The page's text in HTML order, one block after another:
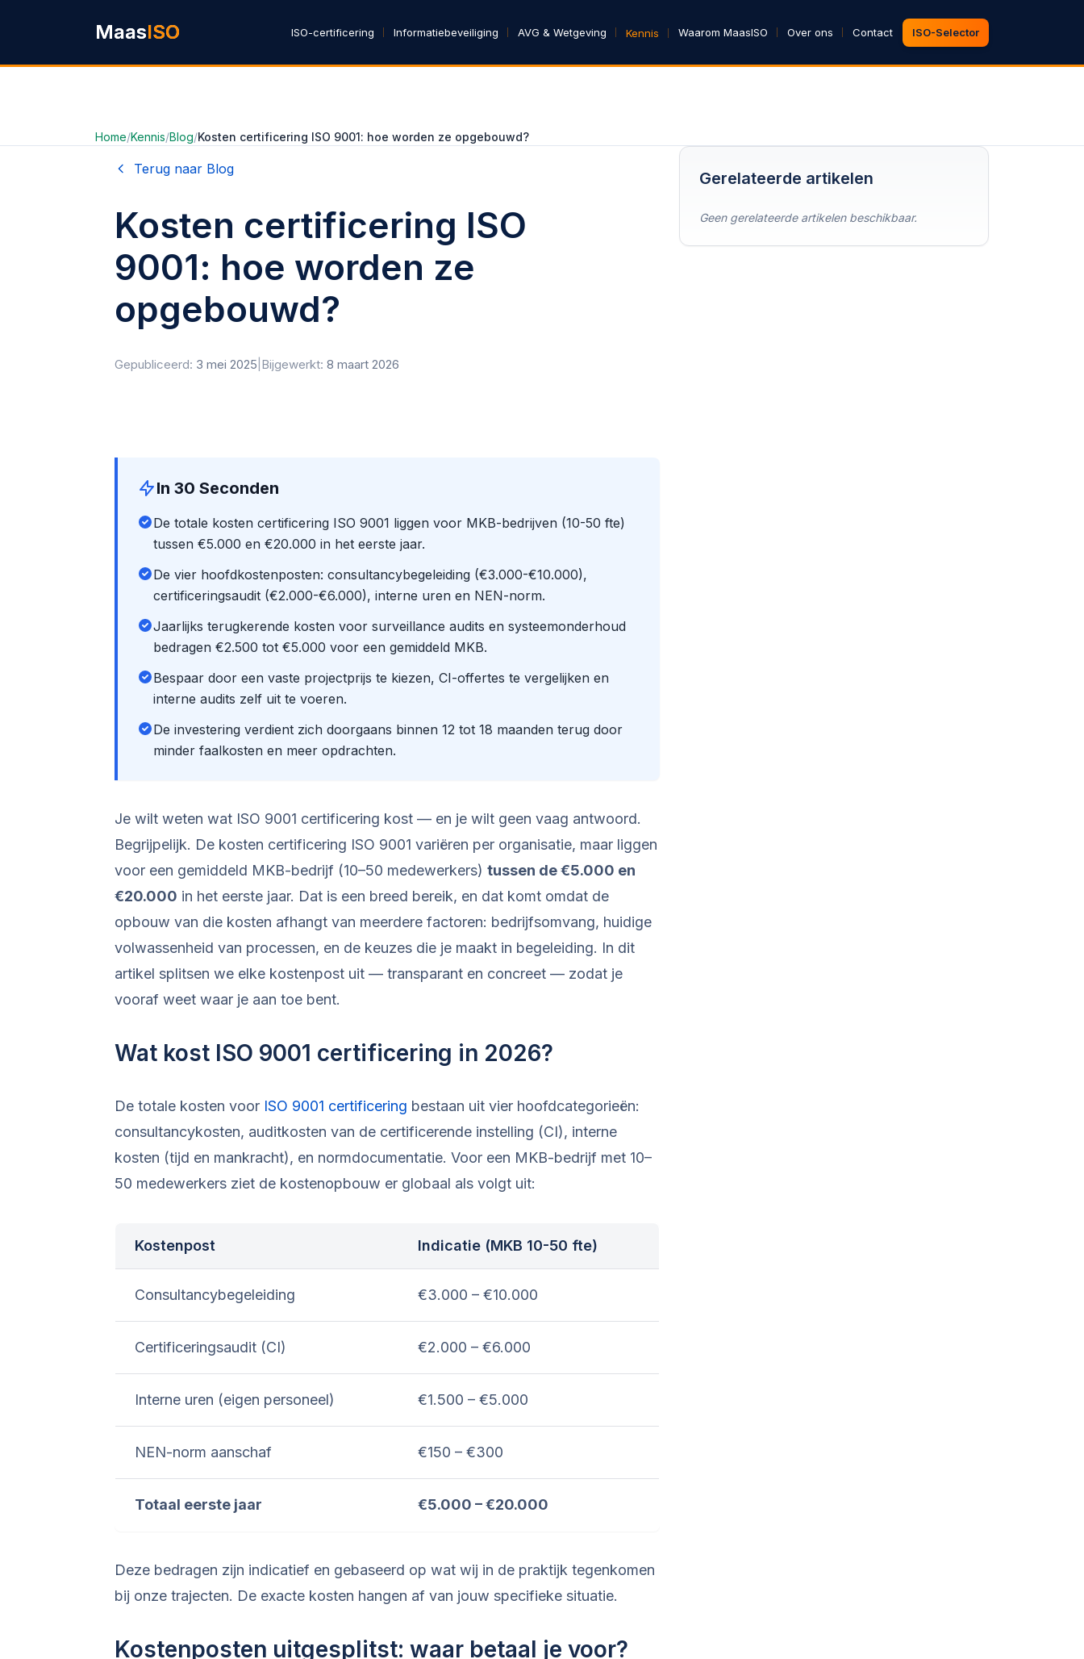
MaasISO ISO-certificering Informatiebeveiliging AVG & Wetgeving Kennis Waarom MaasISO Over ons Contact ISO-Selector
Home/Kennis/Blog/Kosten certificering ISO 9001: hoe worden ze opgebouwd?
Terug naar Blog
Kosten certificering ISO
9001: hoe worden ze
opgebouwd?
Gepubliceerd: 3 mei 2025 Bijgewerkt: 8 maart 2026
In 30 Seconden
De totale kosten certificering ISO 9001 liggen voor MKB-bedrijven (10-50 fte)
tussen €5.000 en €20.000 in het eerste jaar.
De vier hoofdkostenposten: consultancybegeleiding (€3.000-€10.000),
certificeringsaudit (€2.000-€6.000), interne uren en NEN-norm.
Jaarlijks terugkerende kosten voor surveillance audits en systeemonderhoud
bedragen €2.500 tot €5.000 voor een gemiddeld MKB.
Bespaar door een vaste projectprijs te kiezen, CI-offertes te vergelijken en
interne audits zelf uit te voeren.
De investering verdient zich doorgaans binnen 12 tot 18 maanden terug door
minder faalkosten en meer opdrachten.
Je wilt weten wat ISO 9001 certificering kost — en je wilt geen vaag antwoord.
Begrijpelijk. De kosten certificering ISO 9001 variëren per organisatie, maar liggen
voor een gemiddeld MKB-bedrijf (10–50 medewerkers) tussen de €5.000 en
€20.000 in het eerste jaar. Dat is een breed bereik, en dat komt omdat de
opbouw van die kosten afhangt van meerdere factoren: bedrijfsomvang, huidige
volwassenheid van processen, en de keuzes die je maakt in begeleiding. In dit
artikel splitsen we elke kostenpost uit — transparant en concreet — zodat je
vooraf weet waar je aan toe bent.
Wat kost ISO 9001 certificering in 2026?
De totale kosten voor ISO 9001 certificering bestaan uit vier hoofdcategorieën:
consultancykosten, auditkosten van de certificerende instelling (CI), interne
kosten (tijd en mankracht), en normdocumentatie. Voor een MKB-bedrijf met 10–
50 medewerkers ziet de kostenopbouw er globaal als volgt uit:
Kostenpost Indicatie (MKB 10-50 fte)
Consultancybegeleiding €3.000 – €10.000
Certificeringsaudit (CI) €2.000 – €6.000
Interne uren (eigen personeel) €1.500 – €5.000
NEN-norm aanschaf €150 – €300
Totaal eerste jaar €5.000 – €20.000
Deze bedragen zijn indicatief en gebaseerd op wat wij in de praktijk tegenkomen
bij onze trajecten. De exacte kosten hangen af van jouw specifieke situatie.
Kostenposten uitgesplitst: waar betaal je voor?
Gerelateerde artikelen
Geen gerelateerde artikelen beschikbaar.